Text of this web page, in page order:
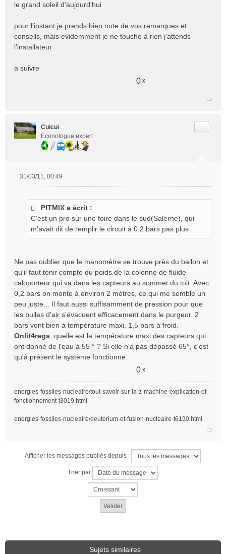
le grand soleil d'aujourd'hui
pour l'instant je prends bien note de vos remarques et
conseils, mais evidemment je ne touche à rien j'attends
l'installateur
a suivre
0 x
Cuicui
Econologue expert
n
l
u
31/03/11, 00:49
PITMIX a écrit :
C'est un pro sur une foire dans le sud(Salerne), qui
m'avait dit de remplir le circuit à 0,2 bars pas plus.
Ne pas oublier que le manomètre se trouve près du ballon et
qu'il faut tenir compte du poids de la colonne de fluide
caloporteur qui va dans les capteurs au sommet du toit. Avec
0,2 bars on monte à environ 2 mètres, ce qui me semble un
peu juste... Il faut aussi suffisamment de pression pour que
les bulles d'air s'évacuent efficacement dans le purgeur. 2
bars vont bien à température maxi. 1,5 bars à froid.
Onlit4regs , quelle est la température maxi des capteurs qui
ont donné de l'eau à 55 ° ? Si elle n'a pas dépassé 65°, c'est
qu'à présent le système fonctionne.
0 x
energies-fossiles-nucleaire/tout-savoir-sur-la-z-machine-explication-et-
fonctionnement-t3019.html
energies-fossiles-nucleaire/deuterium-et-fusion-nucleaire-t6190.html
Afficher les messages publiés depuis :
Trier par
Sujets similaires